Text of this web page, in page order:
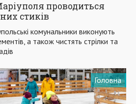
проводиться
стиків
комунальники виконують
а також чистять стрілки та
Головна